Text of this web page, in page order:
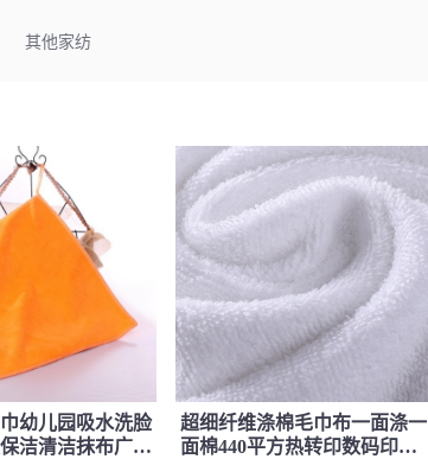
其他家纺
幼儿园吸水洗脸
洁清洁抹布广告
超细纤维涤棉毛巾布一面涤一
面棉440平方热转印数码印花